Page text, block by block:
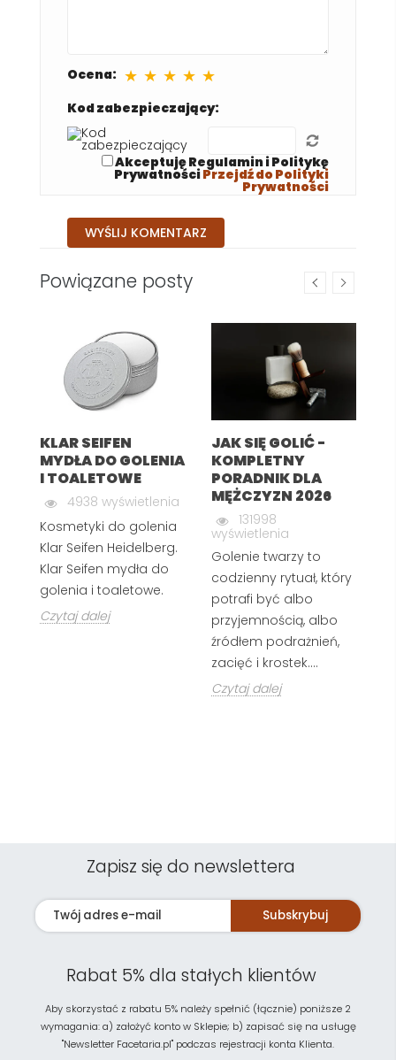
Ocena: ★ ★ ★ ★ ★
Kod zabezpieczający:
Akceptuję Regulamin i Politykę
PrywatnościPrzejdź do Polityki
Prywatności
Powiązane posty
KLAR SEIFEN
MYDŁA DO GOLENIA
I TOALETOWE
4938 wyświetlenia
Kosmetyki do golenia
Klar Seifen Heidelberg.
Klar Seifen mydła do
golenia i toaletowe.
Czytaj dalej
JAK SIĘ GOLIĆ -
KOMPLETNY
PORADNIK DLA
MĘŻCZYZN 2026
131998
wyświetlenia
Golenie twarzy to
codzienny rytuał, który
potrafi być albo
przyjemnością, albo
źródłem podrażnień,
zacięć i krostek....
Czytaj dalej
Zapisz się do newslettera
Subskrybuj
Rabat 5% dla stałych klientów
Aby skorzystać z rabatu 5% należy spełnić (łącznie) poniższe 2
wymagania: a) założyć konto w Sklepie; b) zapisać się na usługę
"Newsletter Facetaria.pl" podczas rejestracji konta Klienta.